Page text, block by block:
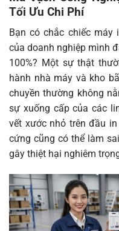
Tối Ưu Chi Phí
Bạn có chắc chiếc
của doanh nghiệp mình
100%? Một sự thật
hành nhà máy và kho
chuyền thường không
sự xuống cấp của các
vết xước nhỏ trên đầu
cứng cũng có thể làm
gây thiệt hại nghiêm